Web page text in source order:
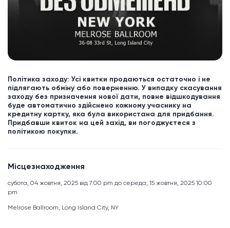
Політика заходу: Усі квитки продаються остаточно і не
підлягають обміну або поверненню. У випадку скасування
заходу без призначення нової дати, повне відшкодування
буде автоматично здійснено кожному учаснику на
кредитну картку, яка була використана для придбання.
Придбавши квиток на цей захід, ви погоджуєтеся з
політикою покупки.
Місцезнаходження
субота, 04 жовтня, 2025 від 7:00 pm до середа, 15 жовтня, 2025 10:00
pm
Melrose Ballroom, Long Island City, NY